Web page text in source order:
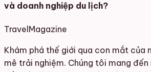
và doanh nghiệp du lịch?
Travel Magazine
Khám phá thế giới qua con mắt của
mê trải nghiệm. Chúng tôi mang đến